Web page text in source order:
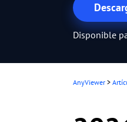
Disponible
AnyViewer >